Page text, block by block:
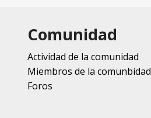
Comunidad
Actividad de la comunidad
Miembros de la comunbidad
Foros